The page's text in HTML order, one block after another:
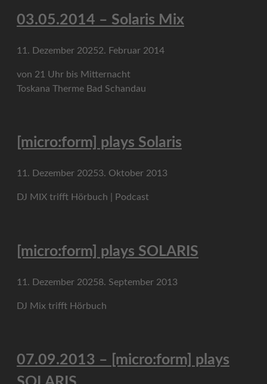
03.05.2014 – Solaris Mix
11. Dezember 20252. Februar 2014
von 21 Uhr bis Mitternacht
Toskana Therme Bad Schandau
[micro:form] plays Solaris
11. Dezember 20253. Oktober 2013
DJ MIX trifft Hörbuch | Podcast
[micro:form] plays SOLARIS
11. Dezember 20258. September 2013
DJ Mix trifft Hörbuch
07.09.2013 – [micro:form] plays